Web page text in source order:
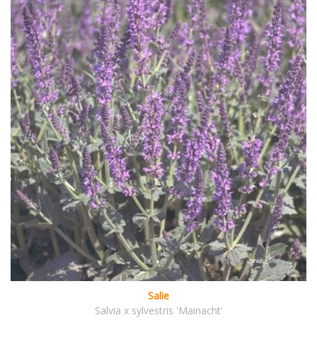
Salie
Salvia x sylvestris 'Mainacht'